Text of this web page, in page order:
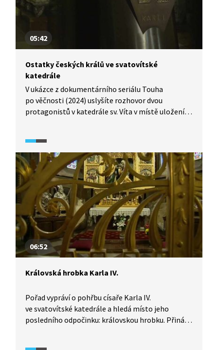
05:42
Ostatky českých králů ve svatovítské
katedrále
V ukázce z dokumentárního seriálu Touha
po věčnosti (2024) uslyšíte rozhovor dvou
protagonistů v katedrále sv. Víta v místě uložení
o mumifikaci těla Přemysla Otakara II.
a dramatickém osudu jeho ostatků. Uvidíte záběry
z královské hrobky.
06:52
Královská hrobka Karla IV.
Pořad vypráví o pohřbu císaře Karla IV.
ve svatovítské katedrále a hledá místo jeho
posledního odpočinku: královskou hrobku. Přináší